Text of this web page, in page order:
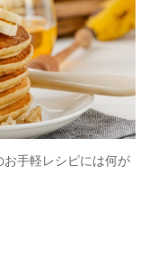
手軽レシピには何が